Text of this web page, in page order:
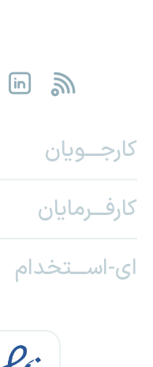
کارجـــویان
کارفـــرمایان
ای-اســـتخدام